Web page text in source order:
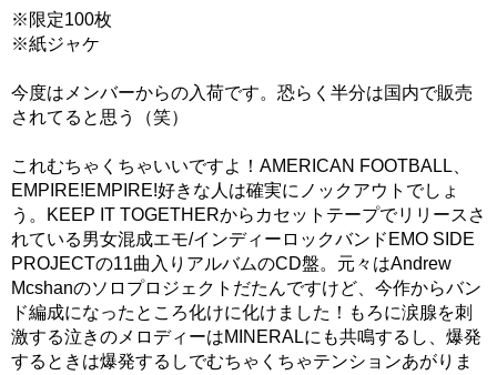
※限定100枚
※紙ジャケ
今度はメンバーからの入荷です。恐らく半分は国内で販売
されてると思う（笑）
これむちゃくちゃいいですよ！AMERICAN FOOTBALL、
EMPIRE!EMPIRE!好きな人は確実にノックアウトでしょ
う。KEEP IT TOGETHERからカセットテープでリリースさ
れている男女混成エモ/インディーロックバンドEMO SIDE
PROJECTの11曲入りアルバムのCD盤。元々はAndrew
Mcshanのソロプロジェクトだたんですけど、今作からバン
ド編成になったところ化けに化けました！もろに涙腺を刺
激する泣きのメロディーはMINERALにも共鳴するし、爆発
するときは爆発するしでむちゃくちゃテンションあがりま